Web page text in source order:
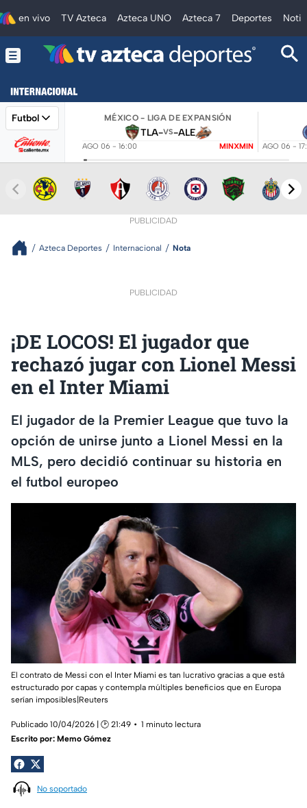
en vivo TV Azteca Azteca UNO Azteca 7 Deportes
Futbol MÉXICO - LIGA DE EXPANSIÓN
TLA-VS-ALE
AGO 06 - 16:00 MINXMIN AGO 06 -
PUBLICIDAD
Azteca Deportes Internacional Nota
PUBLICIDAD
¡DE LOCOS! El jugador que
rechazó jugar con Lionel Messi
en el Inter Miami
El jugador de la Premier League que tuvo la
opción de unirse junto a Lionel Messi en la
MLS, pero decidió continuar su historia en
el futbol europeo
El contrato de Messi con el Inter Miami es tan lucrativo gracias a que está
estructurado por capas y contempla múltiples beneficios que en Europa
serían imposibles|Reuters
Publicado 10/04/2026 | 🕑 21:49
1 minuto lectura
Escrito por: Memo Gómez
No soportado